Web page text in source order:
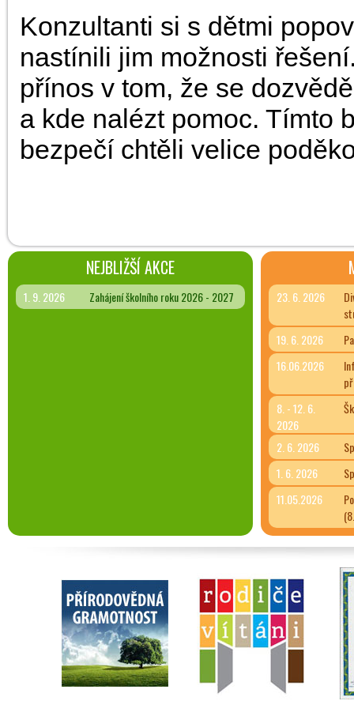
Konzultanti si s dětmi
nastínili jim možnosti
přínos v tom, že se
a kde nalézt pomoc. Tímto
bezpečí chtěli velice
NEJBLIŽŠÍ AKCE
1. 9. 2026 Zahájení školního roku 2026 - 2027 23. 6. 2026
19. 6. 2026
16.06.2026
8. - 12. 6.
2026
2. 6. 2026
1. 6. 2026
11.05.2026